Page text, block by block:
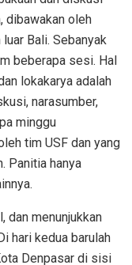
dibawakan oleh
Bali. Sebanyak
beberapa sesi. Hal
lokakarya adalah
narasumber,
minggu
tim USF dan yang
Panitia hanya
dan menunjukkan
hari kedua barulah
Denpasar di sisi